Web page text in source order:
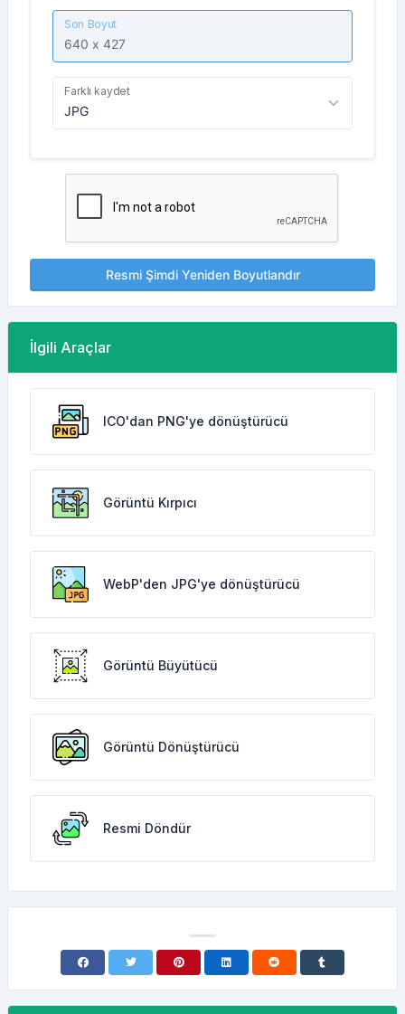
Son Boyut
Farklı kaydet
Resmi Şimdi Yeniden Boyutlandır
İlgili Araçlar
ICO'dan PNG'ye dönüştürücü
Görüntü Kırpıcı
WebP'den JPG'ye dönüştürücü
Görüntü Büyütücü
Görüntü Dönüştürücü
Resmi Döndür